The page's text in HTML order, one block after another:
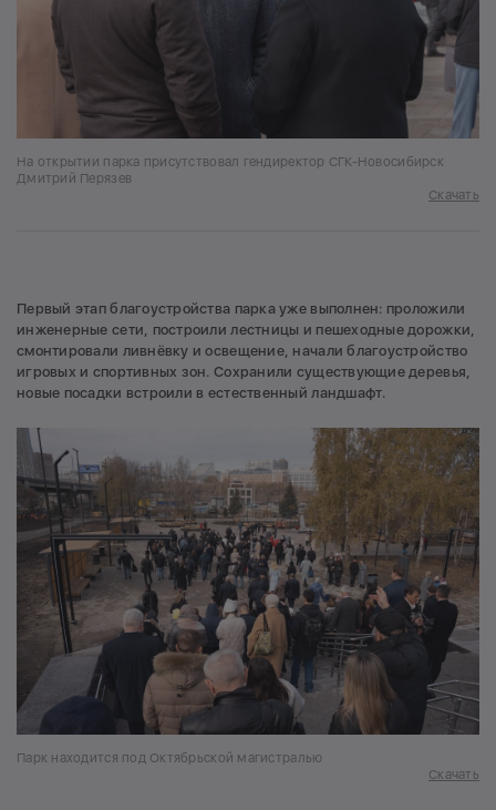
На открытии парка присутствовал гендиректор СГК-Новосибирск
Дмитрий Перязев
Скачать
Первый этап благоустройства парка уже выполнен: проложили
инженерные сети, построили лестницы и пешеходные дорожки,
смонтировали ливнёвку и освещение, начали благоустройство
игровых и спортивных зон. Сохранили существующие деревья,
новые посадки встроили в естественный ландшафт.
Парк находится под Октябрьской магистралью
Скачать